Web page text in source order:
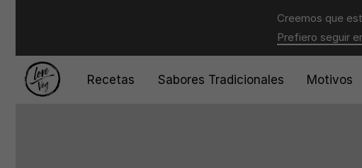
Creemos que
Prefiero seguir
Recetas Sabores Tradicionales Motivos